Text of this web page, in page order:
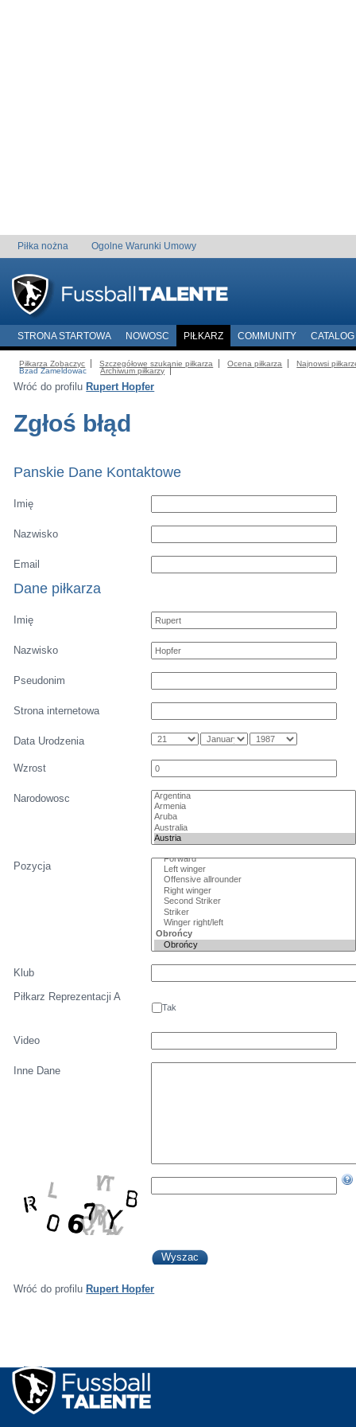
Piłka nożna Ogolne Warunki Umowy
STRONA STARTOWA NOWOSC PIŁKARZ COMMUNITY CATALOG
Piłkarza Zobaczyc Szczegółowe szukanie piłkarza Ocena piłkarza
Najnowsi
Bzad Zameldowac
Archiwum piłkarzy
Wróć do profilu Rupert Hopfer
Zgłoś błąd
Panskie Dane Kontaktowe
Imię
Nazwisko
Email
Dane piłkarza
Imię
Nazwisko
Pseudonim
Strona internetowa
Data Urodzenia
Wzrost
Narodowosc
Pozycja
Klub
Piłkarz Reprezentacji A
Tak
Video
Inne Dane
Wróć do profilu Rupert Hopfer